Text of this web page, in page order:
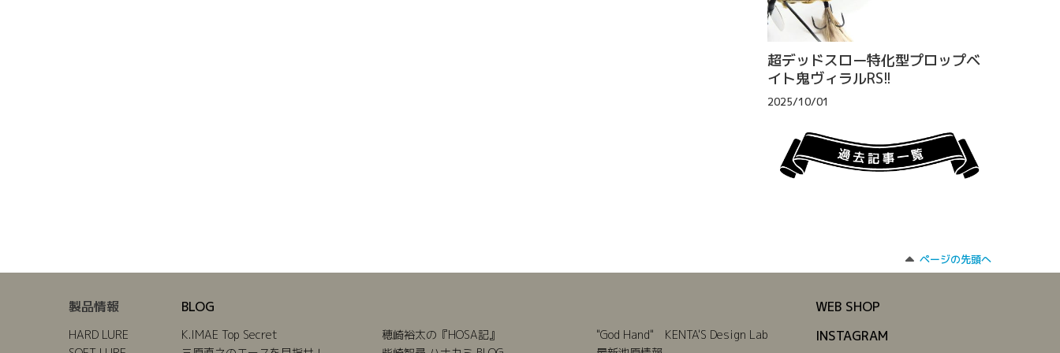
超デッドスロー特化型プロップベ
イト鬼ヴィラルRS!!
2025/10/01
ページの先頭へ
製品情報
HARD LURE
BLOG
K.IMAE Top Secret
穂崎裕太の『HOSA記』
"God Hand" KENTA'S Design Lab
WEB SHOP
INSTAGRAM